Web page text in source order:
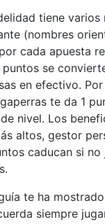
tiene varios
(nombres
cada apuesta
puntos se
en efectivo.
te da 1
nivel. Los
altos, gestor
caducan si no
te ha
siempre